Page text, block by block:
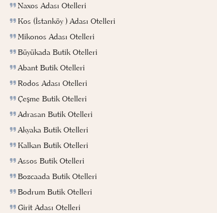
Naxos Adası Otelleri
Kos (İstanköy ) Adası Otelleri
Mikonos Adası Otelleri
Büyükada Butik Otelleri
Abant Butik Otelleri
Rodos Adası Otelleri
Çeşme Butik Otelleri
Adrasan Butik Otelleri
Akyaka Butik Otelleri
Kalkan Butik Otelleri
Assos Butik Otelleri
Bozcaada Butik Otelleri
Bodrum Butik Otelleri
Girit Adası Otelleri